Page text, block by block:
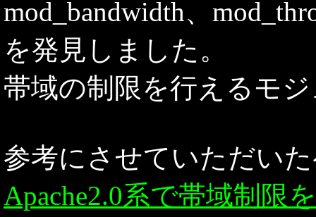
mod_bandwidth、
を発見しました。
帯域の制限を行えるモ
参考にさせていただい
Apache2.0系で帯域制限